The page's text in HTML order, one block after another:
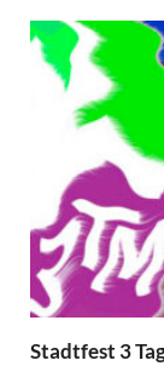
Stadtfest 3